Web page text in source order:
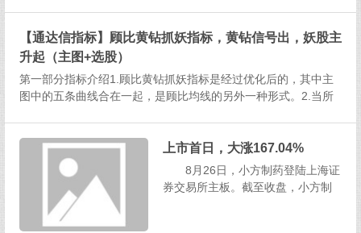
股，上市首日涨幅167.04%，总市
长...
【通达信指标】顾比黄钻抓妖指标，黄钻信号出，妖股主
升起（主图+选股）
第一部分指标介绍1.顾比黄钻抓妖指标是经过优化后的，其中主
图中的五条曲线合在一起，是顾比均线的另外一种形式。2.当所
是5日均...
上市首日，大涨167.04%
8月26日，小方制药登陆上海证
券交易所主板。截至收盘，小方制